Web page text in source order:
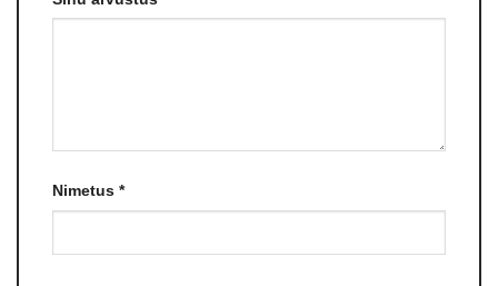
Nimetus *